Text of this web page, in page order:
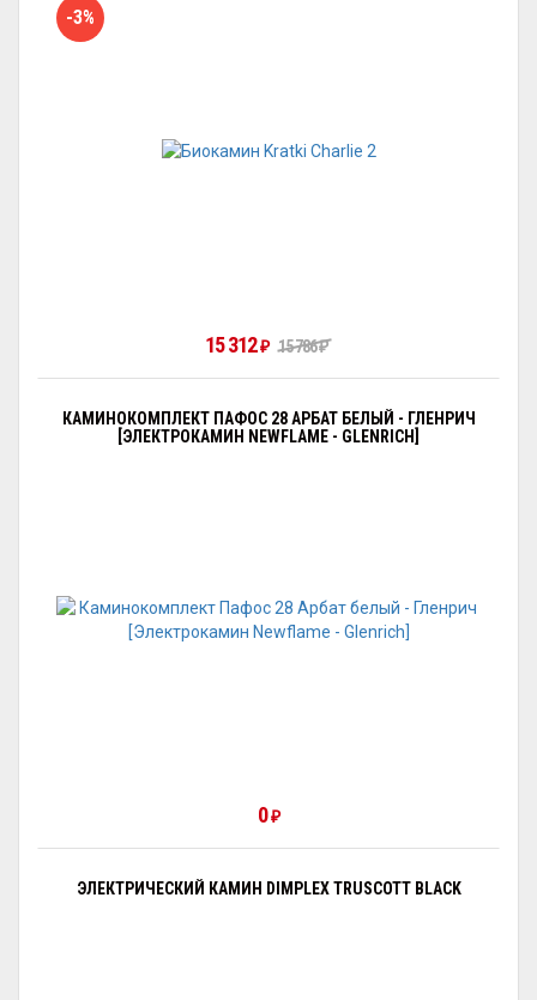
-3%
15 312₽ 15 786₽
КАМИНОКОМПЛЕКТ ПАФОС 28 АРБАТ БЕЛЫЙ - ГЛЕНРИЧ
[ЭЛЕКТРОКАМИН NEWFLAME - GLENRICH]
0₽
ЭЛЕКТРИЧЕСКИЙ КАМИН DIMPLEX TRUSCOTT BLACK